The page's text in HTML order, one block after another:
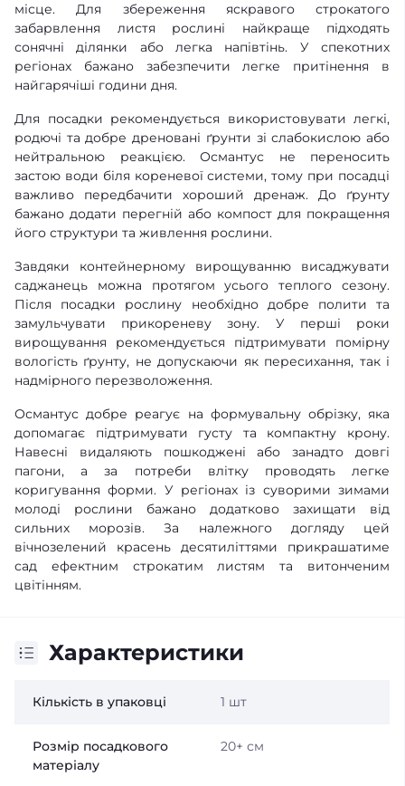
місце. Для збереження яскравого строкатого
забарвлення листя рослині найкраще підходять
сонячні ділянки або легка напівтінь. У спекотних
регіонах бажано забезпечити легке притінення в
найгарячіші години дня.
Для посадки рекомендується використовувати легкі,
родючі та добре дреновані ґрунти зі слабокислою або
нейтральною реакцією. Османтус не переносить
застою води біля кореневої системи, тому при посадці
важливо передбачити хороший дренаж. До ґрунту
бажано додати перегній або компост для покращення
його структури та живлення рослини.
Завдяки контейнерному вирощуванню висаджувати
саджанець можна протягом усього теплого сезону.
Після посадки рослину необхідно добре полити та
замульчувати прикореневу зону. У перші роки
вирощування рекомендується підтримувати помірну
вологість ґрунту, не допускаючи як пересихання, так і
надмірного перезволоження.
Османтус добре реагує на формувальну обрізку, яка
допомагає підтримувати густу та компактну крону.
Навесні видаляють пошкоджені або занадто довгі
пагони, а за потреби влітку проводять легке
коригування форми. У регіонах із суворими зимами
молоді рослини бажано додатково захищати від
сильних морозів. За належного догляду цей
вічнозелений красень десятиліттями прикрашатиме
сад ефектним строкатим листям та витонченим
цвітінням.
Характеристики
Кількість в упаковці 1 шт
Розмір посадкового
матеріалу
20+ см